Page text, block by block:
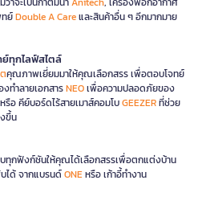
ย์Double A Careและสินค้าอื่น ๆ อีกมากมาย
ย์ทุกไลฟ์สไตล์
คุณภาพเยี่ยมมาให้คุณเลือกสรร เพื่อตอบโจทย์
ทำลายเอกสารNEOเพื่อความปลอดภัยของ
รือ คีย์บอร์ดไร้สายเมาส์คอมโบGEEZERที่ช่วย
ขึ้น
ทุกฟังก์ชันให้คุณได้เลือกสรรเพื่อตกแต่งบ้าน
บได้ จากแบรนด์ONEหรือ เก้าอี้ทำงาน